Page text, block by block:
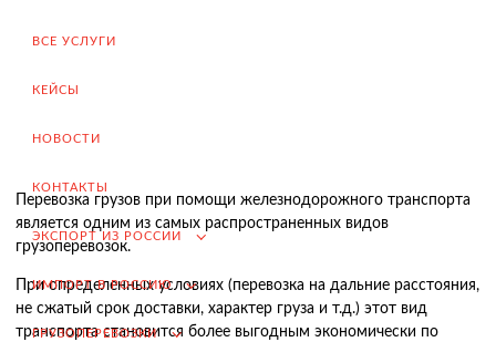
ВСЕ УСЛУГИ
КЕЙСЫ
НОВОСТИ
КОНТАКТЫ
ЭКСПОРТ ИЗ РОССИИ
ИМПОРТ В РОССИЮ
ГРУЗОПЕРЕВОЗКИ
Импорт из Китая
Таможенное оформление и разрешительная документация
Доставка товара российскому покупателю
Завершение сделки
Возмещение НДС при Импорте
Перевозка грузов при помощи железнодорожного транспорта
является одним из самых распространенных видов
грузоперевозок.
При определенных условиях (перевозка на дальние расстояния,
не сжатый срок доставки, характер груза и т.д.) этот вид
транспорта становится более выгодным экономически по